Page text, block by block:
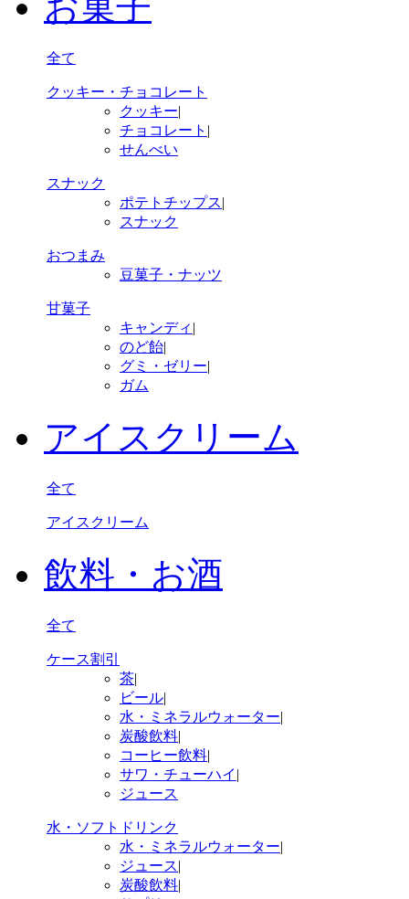
全て
クッキー・チョコレート
クッキー|
チョコレート |
せんべい
スナック
ポテトチップス|
スナック
おつまみ
豆菓子・ナッツ
甘菓子
キャンディ |
のど飴|
グミ・ゼリー|
ガム
アイスクリーム
全て
アイスクリーム
飲料・お酒
全て
ケース割引
茶|
ビール|
水・ミネラルウォーター|
炭酸飲料|
コーヒー飲料|
サワ・チューハイ |
ジュース
水・ソフトドリンク
水・ミネラルウォーター|
ジュース|
炭酸飲料|